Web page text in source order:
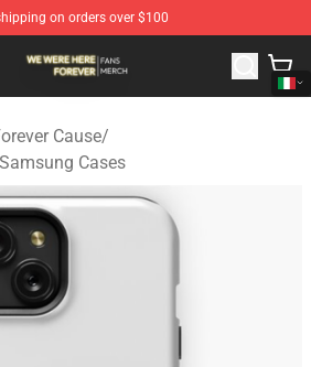
on orders over $100
Shop - Official We Were Here
Cause/
Cases